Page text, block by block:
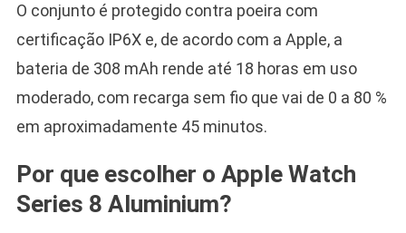
O conjunto é protegido contra poeira com
certificação IP6X e, de acordo com a Apple, a
bateria de 308 mAh rende até 18 horas em uso
moderado, com recarga sem fio que vai de 0 a 80 %
em aproximadamente 45 minutos.
Por que escolher o Apple Watch
Series 8 Aluminium?